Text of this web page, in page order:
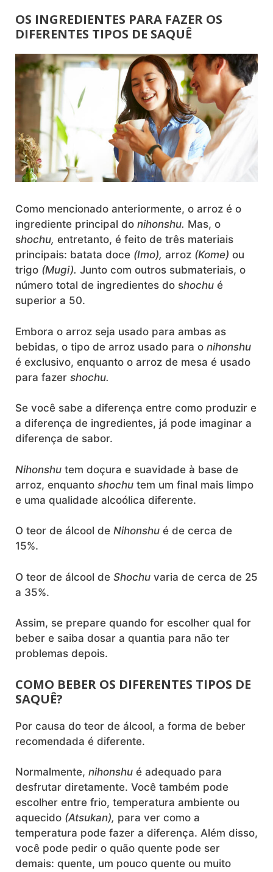
OS INGREDIENTES PARA FAZER OS
DIFERENTES TIPOS DE SAQUÊ
Como mencionado anteriormente, o arroz é o
ingrediente principal do nihonshu. Mas, o
shochu, entretanto, é feito de três materiais
principais: batata doce (Imo), arroz (Kome) ou
trigo (Mugi). Junto com outros submateriais, o
número total de ingredientes do shochu é
superior a 50.
Embora o arroz seja usado para ambas as
bebidas, o tipo de arroz usado para o nihonshu
é exclusivo, enquanto o arroz de mesa é usado
para fazer shochu.
Se você sabe a diferença entre como produzir e
a diferença de ingredientes, já pode imaginar a
diferença de sabor.
Nihonshu tem doçura e suavidade à base de
arroz, enquanto shochu tem um final mais limpo
e uma qualidade alcoólica diferente.
O teor de álcool de Nihonshu é de cerca de
15%.
O teor de álcool de Shochu varia de cerca de 25
a 35%.
Assim, se prepare quando for escolher qual for
beber e saiba dosar a quantia para não ter
problemas depois.
COMO BEBER OS DIFERENTES TIPOS DE
SAQUÊ?
Por causa do teor de álcool, a forma de beber
recomendada é diferente.
Normalmente, nihonshu é adequado para
desfrutar diretamente. Você também pode
escolher entre frio, temperatura ambiente ou
aquecido (Atsukan), para ver como a
temperatura pode fazer a diferença. Além disso,
você pode pedir o quão quente pode ser
demais: quente, um pouco quente ou muito